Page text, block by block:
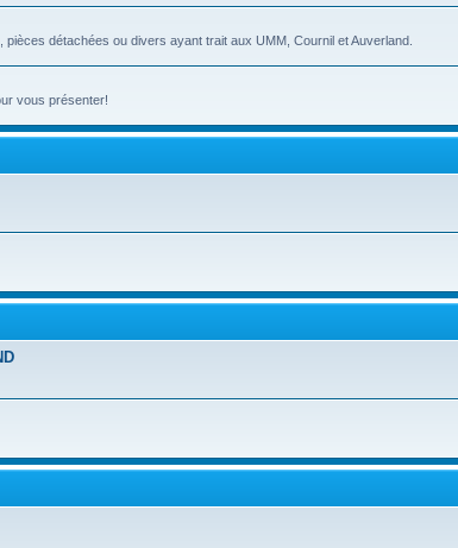
pièces détachées ou divers ayant trait aux UMM, Cournil et Auverland.
vous présenter!